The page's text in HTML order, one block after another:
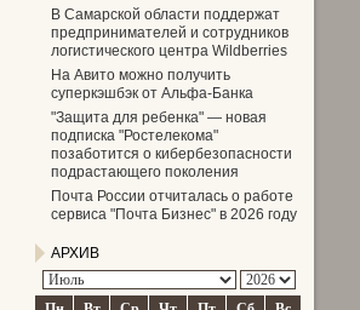
В Самарской области поддержат
предпринимателей и сотрудников
логистического центра Wildberries
На Авито можно получить
суперкэшбэк от Альфа-Банка
"Защита для ребенка" — новая
подписка "Ростелекома"
позаботится о кибербезопасности
подрастающего поколения
Почта России отчиталась о работе
сервиса "Почта Бизнес" в 2026 году
АРХИВ